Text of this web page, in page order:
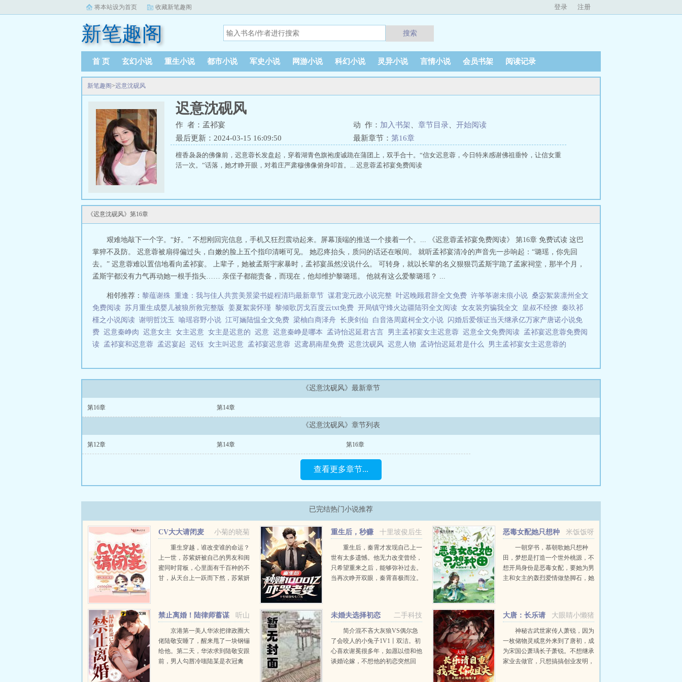
将本站设为首页 收藏新笔趣阁 登录 注册
新笔趣阁 搜索
首 页 玄幻小说 重生小说 都市小说 军史小说 网游小说 科幻小说 灵异小说 言情小说 会员书架 阅读记录
新笔趣阁>迟意沈砚风
迟意沈砚风
作 者：孟祁宴 动 作： 加入书架 章节目录
开始阅读
最后更新：2024-03-15 16:09:50
最新章节： 第16章
檀香袅袅的佛像前，迟意蓉长发盘起，穿着湖青色旗袍虔诚跪在蒲团上，双手合十。“信女迟意蓉，今日特来感谢佛祖垂怜，让信女重
活一次。”话落，她才睁开眼，对着庄严肃穆佛像俯身叩首。... 迟意蓉孟祁宴免费阅读
《迟意沈砚风》第16章
艰难地敲下一个字。“好。” 不想刚回完信息，手机又狂烈震动起来。屏幕顶端的推送一个接着一个。... 《迟意蓉孟祁宴免费阅读》 第16章 免费试读 这巴
掌猝不及防。 迟意蓉被扇得偏过头，白嫩的脸上五个指印清晰可见。 她忍疼抬头，质问的话还在喉间。 就听孟祁宴清冷的声音先一步响起：“璐瑶，你先回
去。” 迟意蓉难以置信地看向孟祁宴。 上辈子，她被孟斯宇家暴时，孟祁宴虽然没说什么。 可转身，就以长辈的名义狠狠罚孟斯宇跪了孟家祠堂，那半个月，
孟斯宇都没有力气再动她一根手指头…… 亲侄子都能责备，而现在，他却维护黎璐瑶。 他就有这么爱黎璐瑶？ ...
相邻推荐： 黎蕴谢殊 重逢：我与佳人共赏美景梁书媞程清玙最新章节 谋君宠元政小说完整 叶迟晚顾君辞全文免费 许筝筝谢未痕小说 桑宓絮裴凛州全文
免费阅读 苏月重生成婴儿被狼所救完整版 姜夏絮裴怀瑾 黎倾歌厉戈百度云txt免费 开局镇守烽火边疆陆羽全文阅读 女友装穷骗我全文 皇叔不经撩
秦玖祁
槿之小说阅读 谢明哲沈玉 喻瑶容野小说 江可婳陆愠全文免费 梁柚白商泽舟 长庚剑仙 白音洛周庭柯全文小说 闪婚后爱领证当天继承亿万家产唐诺小说免
费 迟意秦峥肉 迟意女主 女主迟意 女主是迟意的 迟意 迟意秦峥是哪本 孟诗怡迟延君古言 男主孟祁宴女主迟意蓉 迟意全文免费阅读 孟祁宴迟意蓉免费阅
读 孟祁宴和迟意蓉 孟迟宴起 迟钰 女主叫迟意 孟祁宴迟意蓉 迟鸢易南星免费 迟意沈砚风 迟意人物 孟诗怡迟延君是什么 男主孟祁宴女主迟意蓉的
《迟意沈砚风》最新章节
第16章 第14章
《迟意沈砚风》章节列表
第12章 第14章 第16章
查看更多章节...
已完结热门小说推荐
小菊的晓菊
CV大大请闭麦
重生穿越，谁改变谁的命运？
上一世，苏紫妍被自己的男友和闺
蜜同时背板，心里面有千百种的不
甘，从天台上一跃而下然，苏紫妍
十里坡俊后生
重生后，秒赚
1000亿吓哭老婆
重生后，秦霄才发现自己上一
世有太多遗憾。他无力改变曾经，
只希望重来之后，能够弥补过去。
当再次睁开双眼，秦霄喜极而泣。
米饭饭呀
恶毒女配她只想种
一朝穿书，慕朝歌她只想种
田，梦想是打造一个世外桃源，不
想开局身份是恶毒女配，要她为男
主和女主的轰烈爱情做垫脚石，她
我！...
听山
禁止离婚！陆律师蓄谋
已久京港第一美人华浓把律政圈大
佬陆敬安睡了，醒来甩了一块钢镚
给他。第二天，华浓求到陆敬安跟
前，男人勾唇冷嗤陆某是衣冠禽
二手科技
未婚夫选择初恋
后，我跟竹马领证
简介混不吝大灰狼VS偶尔急
了会咬人的小兔子1V1丨双洁。初
心喜欢谢冕很多年，如愿以偿和他
谈婚论嫁，不想他的初恋突然回
大眼睛小懒猪
大唐：长乐请
自重，我是你姐夫
神秘古武世家传人萧锐，因为
一枚储物灵戒意外来到了唐初，成
为宋国公萧瑀长子萧锐。不想继承
家业去做官，只想搞搞创业发明，